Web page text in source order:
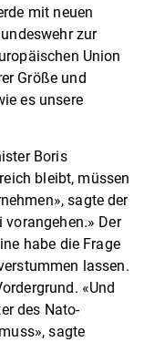
mit neuen
zur
Union
Größe und
es unsere
Boris
bleibt, müssen
sagte der
Der
habe die Frage
lassen.
«Und
des Nato-
sagte